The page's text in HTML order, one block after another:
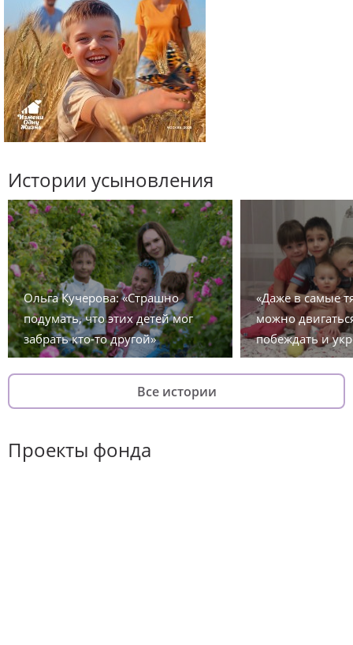
Истории усыновления
Ольга Кучерова: «Страшно
подумать, что этих детей мог
забрать кто-то другой»
«Даже в самые
можно
побеждать и
Все истории
Проекты фонда